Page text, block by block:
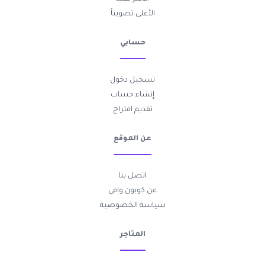
الأعلى تصويتاً
حسابي
تسجيل دخول
إنشاء حساب
تقديم اقتراح
عن الموقع
اتصل بنا
عن كوبون وافي
سياسة الخصوصية
المتاجر